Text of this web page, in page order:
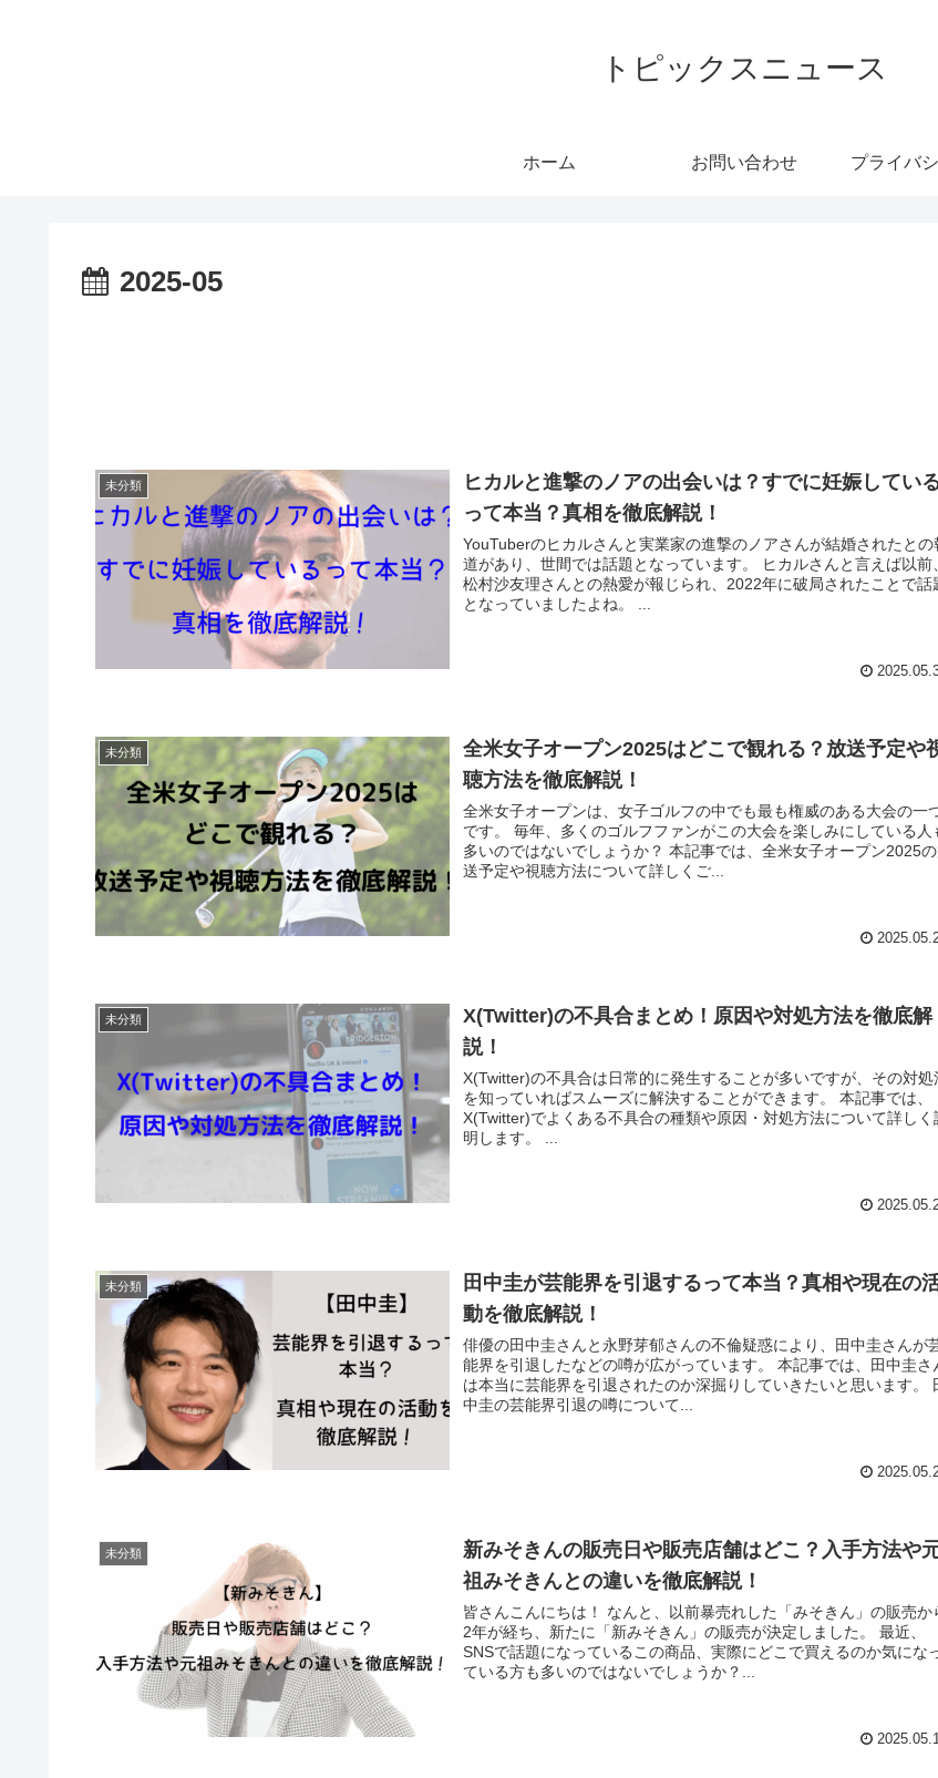
トピックスニュース
ホーム お問い合わせ プライバ
2025-05
未分類
ヒカルと進撃のノアの出会いは？すでに妊娠してい
って本当？真相を徹底解説！
YouTuberのヒカルさんと実業家の進撃のノアさんが結婚されたとの
道があり、世間では話題となっています。 ヒカルさんと言えば以前
松村沙友理さんとの熱愛が報じられ、2022年に破局されたことで話
となっていましたよね。 ...
未分類
全米女子オープン2025はどこで観れる？放送予定や
聴方法を徹底解説！
全米女子オープンは、女子ゴルフの中でも最も権威のある大会の一
です。 毎年、多くのゴルフファンがこの大会を楽しみにしている人
多いのではないでしょうか？ 本記事では、全米女子オープン2025
送予定や視聴方法について詳しくご...
未分類
X(Twitter)の不具合まとめ！原因や対処方法を徹底解
説！
X(Twitter)の不具合は日常的に発生することが多いですが、その対処
を知っていればスムーズに解決することができます。 本記事では、
X(Twitter)でよくある不具合の種類や原因・対処方法について詳しく
明します。 ...
未分類
田中圭が芸能界を引退するって本当？真相や現在の
動を徹底解説！
俳優の田中圭さんと永野芽郁さんの不倫疑惑により、田中圭さんが
能界を引退したなどの噂が広がっています。 本記事では、田中圭さ
は本当に芸能界を引退されたのか深掘りしていきたいと思います。
中圭の芸能界引退の噂について...
未分類
新みそきんの販売日や販売店舗はどこ？入手方法や
祖みそきんとの違いを徹底解説！
皆さんこんにちは！ なんと、以前暴売れした「みそきん」の販売か
2年が経ち、新たに「新みそきん」の販売が決定しました。 最近、
SNSで話題になっているこの商品、実際にどこで買えるのか気にな
ている方も多いのではないでしょうか？...